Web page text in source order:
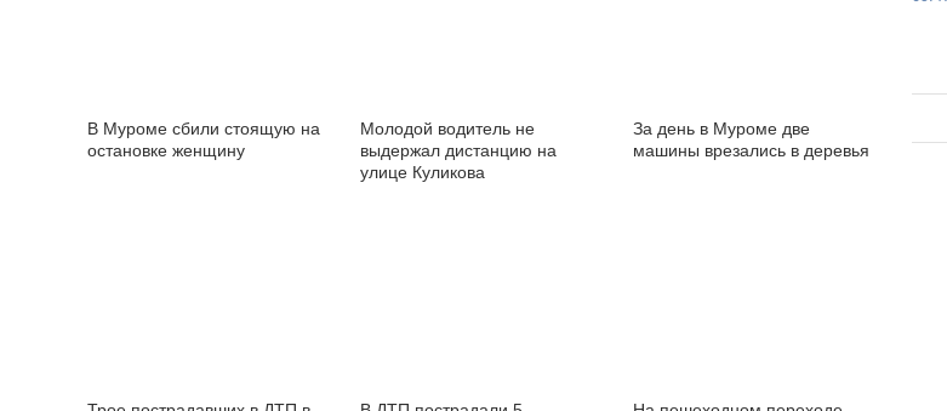
В Муроме сбили стоящую на
остановке женщину
Молодой водитель не
выдержал дистанцию на
улице Куликова
За день в Муроме две
машины врезались в деревья